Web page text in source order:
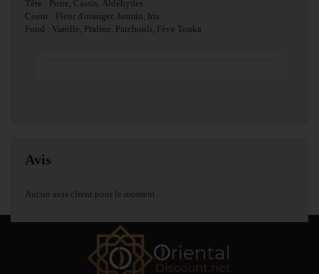
Tête : Poire, Cassis, Aldéhydes
Coeur : Fleur d'oranger, Jasmin, Iris
Fond : Vanille, Praline, Patchouli, Fève Tonka
Avis
Aucun avis client pour le moment.